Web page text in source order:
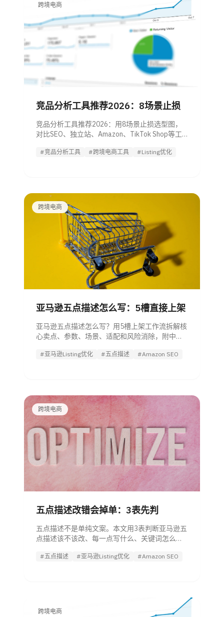
跨境电商
竞品分析工具推荐2026：8场景止损
竞品分析工具推荐2026：用8场景止损选型图，
对比SEO、独立站、Amazon、TikTok Shop等工
#竞品分析工具 #跨境电商工具 #Listing优化
跨境电商
亚马逊五点描述怎么写：5槽直接上架
亚马逊五点描述怎么写？用5槽上架工作流拆解核
心卖点、参数、场景、适配和风险消除，附中英
#亚马逊Listing优化 #五点描述 #Amazon SEO
跨境电商
五点描述改错会掉单：3表先判
五点描述不是单纯文案。本文用3表判断亚马逊五
点描述该不该改、每一点写什么、关键词怎么
#五点描述 #亚马逊Listing优化 #Amazon SEO
跨境电商